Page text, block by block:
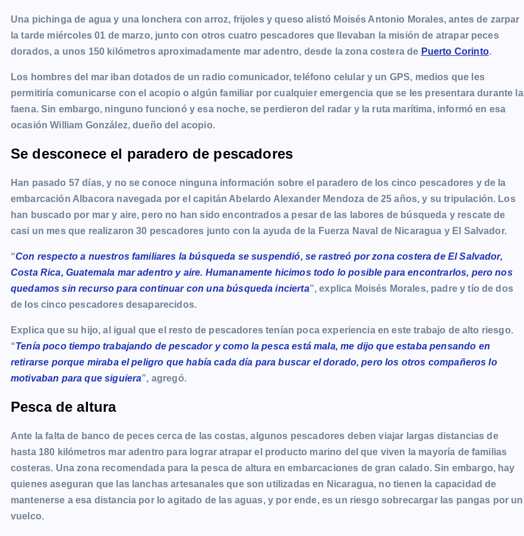
o
o
k
n
g
e
A
p
p
i
n
k
r
a
m
e
r
Una pichinga de agua y una lonchera con arroz, frijoles y queso alistó Moisés Antonio Morales, antes de zarpar
la tarde miércoles 01 de marzo, junto con otros cuatro pescadores que llevaban la misión de atrapar peces
dorados, a unos 150 kilómetros aproximadamente mar adentro, desde la zona costera de Puerto Corinto.
Los hombres del mar iban dotados de un radio comunicador, teléfono celular y un GPS, medios que les
permitiría comunicarse con el acopio o algún familiar por cualquier emergencia que se les presentara durante la
faena. Sin embargo, ninguno funcionó y esa noche, se perdieron del radar y la ruta marítima, informó en esa
ocasión William González, dueño del acopio.
Se desconece el paradero de pescadores
Han pasado 57 días, y no se conoce ninguna información sobre el paradero de los cinco pescadores y de la
embarcación Albacora navegada por el capitán Abelardo Alexander Mendoza de 25 años, y su tripulación. Los
han buscado por mar y aire, pero no han sido encontrados a pesar de las labores de búsqueda y rescate de
casi un mes que realizaron 30 pescadores junto con la ayuda de la Fuerza Naval de Nicaragua y El Salvador.
“Con respecto a nuestros familiares la búsqueda se suspendió, se rastreó por zona costera de El Salvador,
Costa Rica, Guatemala mar adentro y aire. Humanamente hicimos todo lo posible para encontrarlos, pero nos
quedamos sin recurso para continuar con una búsqueda incierta”, explica Moisés Morales, padre y tío de dos
de los cinco pescadores desaparecidos.
Explica que su hijo, al igual que el resto de pescadores tenían poca experiencia en este trabajo de alto riesgo.
“Tenía poco tiempo trabajando de pescador y como la pesca está mala, me dijo que estaba pensando en
retirarse porque miraba el peligro que había cada día para buscar el dorado, pero los otros compañeros lo
motivaban para que siguiera”, agregó.
Pesca de altura
Ante la falta de banco de peces cerca de las costas, algunos pescadores deben viajar largas distancias de
hasta 180 kilómetros mar adentro para lograr atrapar el producto marino del que viven la mayoría de familias
costeras. Una zona recomendada para la pesca de altura en embarcaciones de gran calado. Sin embargo, hay
quienes aseguran que las lanchas artesanales que son utilizadas en Nicaragua, no tienen la capacidad de
mantenerse a esa distancia por lo agitado de las aguas, y por ende, es un riesgo sobrecargar las pangas por un
vuelco.